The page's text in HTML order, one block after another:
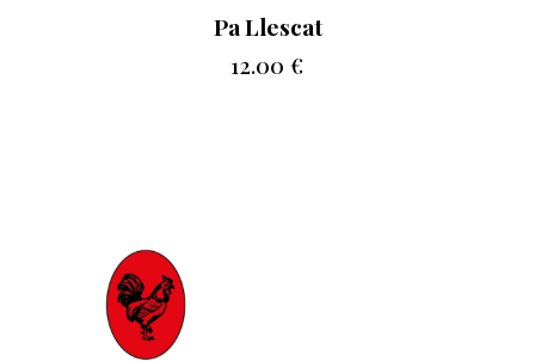
Pa Llescat
12.00 €